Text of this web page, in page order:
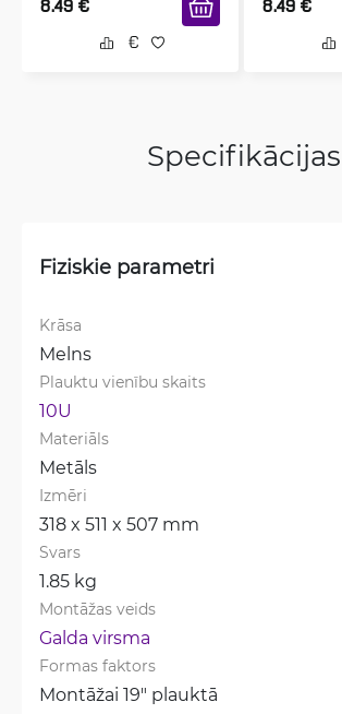
8.49 € 8.49 €
Specifikācijas
Fiziskie parametri
Krāsa
Melns
Plauktu vienību skaits
10U
Materiāls
Metāls
Izmēri
318 x 511 x 507 mm
Svars
1.85 kg
Montāžas veids
Galda virsma
Formas faktors
Montāžai 19" plauktā